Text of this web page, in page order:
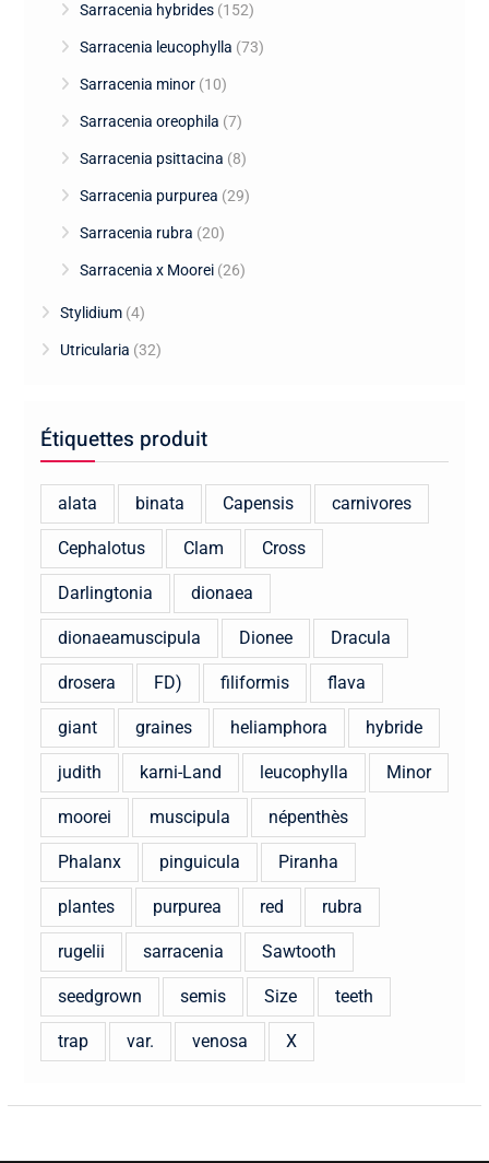
Sarracenia hybrides (152)
Sarracenia leucophylla (73)
Sarracenia minor (10)
Sarracenia oreophila (7)
Sarracenia psittacina (8)
Sarracenia purpurea (29)
Sarracenia rubra (20)
Sarracenia x Moorei (26)
Stylidium (4)
Utricularia (32)
Étiquettes produit
alata binata Capensis carnivores
Cephalotus Clam Cross
Darlingtonia dionaea
dionaeamuscipula Dionee Dracula
drosera FD) filiformis flava
giant graines heliamphora hybride
judith karni-Land leucophylla Minor
moorei muscipula népenthès
Phalanx pinguicula Piranha
plantes purpurea red rubra
rugelii sarracenia Sawtooth
seedgrown semis Size teeth
trap var. venosa X